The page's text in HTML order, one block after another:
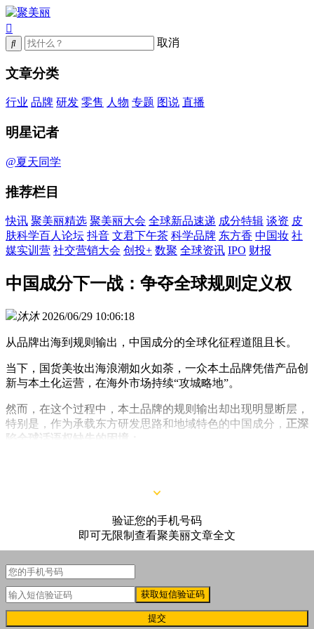
取消
文章分类
行业 品牌 研发 零售 人物 专题 图说 直播
明星记者
@夏天同学
推荐栏目
快讯 聚美丽精选 聚美丽大会 全球新品速递 成分特辑 谈资 皮
肤科学百人论坛 抖音 文君下午茶 科学品牌 东方香 中国妆 社
媒实训营 社交营销大会 创投+ 数聚 全球资讯 IPO 财报
中国成分下一战：争夺全球规则定义权
沐沐 2026/06/29 10:06:18
从品牌出海到规则输出，中国成分的全球化征程道阻且长。
当下，国货美妆出海浪潮如火如荼，一众本土品牌凭借产品创
新与本土化运营，在海外市场持续“攻城略地”。
然而，在这个过程中，本土品牌的规则输出却出现明显断层，
特别是，作为承载东方研发思路和地域特色的中国成分， 正深
陷全球话语权缺失的困境：
验证您的手机号码
即可无限制查看聚美丽文章全文
获取短信验证码
提交